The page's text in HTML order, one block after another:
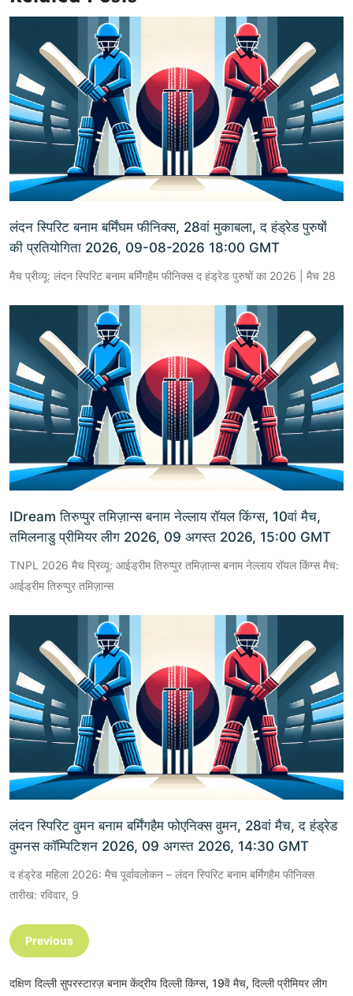
लंदन स्पिरिट बनाम बर्मिंघम फीनिक्स, 28वां मुकाबला, द हंड्रेड पुरुषों
की प्रतियोगिता 2026, 09-08-2026 18:00 GMT
मैच प्रीव्यू: लंदन स्पिरिट बनाम बर्मिंगहैम फीनिक्स द हंड्रेड पुरुषों का 2026 | मैच 28
IDream तिरुप्पुर तमिज़ान्स बनाम नेल्लाय रॉयल किंग्स, 10वां मैच,
तमिलनाडु प्रीमियर लीग 2026, 09 अगस्त 2026, 15:00 GMT
TNPL 2026 मैच प्रिव्यू: आईड्रीम तिरुप्पुर तमिज़ान्स बनाम नेल्लाय रॉयल किंग्स मैच:
आईड्रीम तिरुप्पुर तमिज़ान्स
लंदन स्पिरिट वुमन बनाम बर्मिंगहैम फोएनिक्स वुमन, 28वां मैच, द हंड्रेड
वुमनस कॉम्पिटिशन 2026, 09 अगस्त 2026, 14:30 GMT
द हंड्रेड महिला 2026: मैच पूर्वावलोकन – लंदन स्पिरिट बनाम बर्मिंगहैम फीनिक्स
तारीख: रविवार, 9
Previous
दक्षिण दिल्ली सुपरस्टारज़ बनाम केंद्रीय दिल्ली किंग्स, 19वें मैच, दिल्ली प्रीमियर लीग